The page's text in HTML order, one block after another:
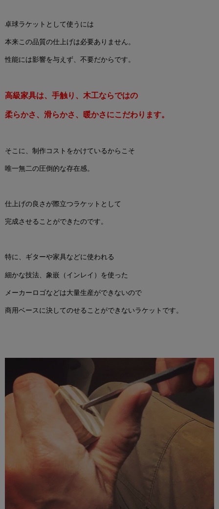
卓球ラケットとして使うには
本来この品質の仕上げは必要ありません。
性能には影響を与えず、不要だからです。
高級家具は、手触り、木工ならではの
柔らかさ、滑らかさ、暖かさにこだわります。
そこに、制作コストをかけているからこそ
唯一無二の圧倒的な存在感。
仕上げの良さが際立つラケットとして
完成させることができたのです。
特に、ギターや家具などに使われる
細かな技法、象嵌（インレイ）を使った
メーカーロゴなどは大量生産ができないので
商用ベースに決してのせることができないラケットです。